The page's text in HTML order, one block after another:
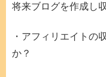
将来ブログを作成し
・アフィリエイトの
か？